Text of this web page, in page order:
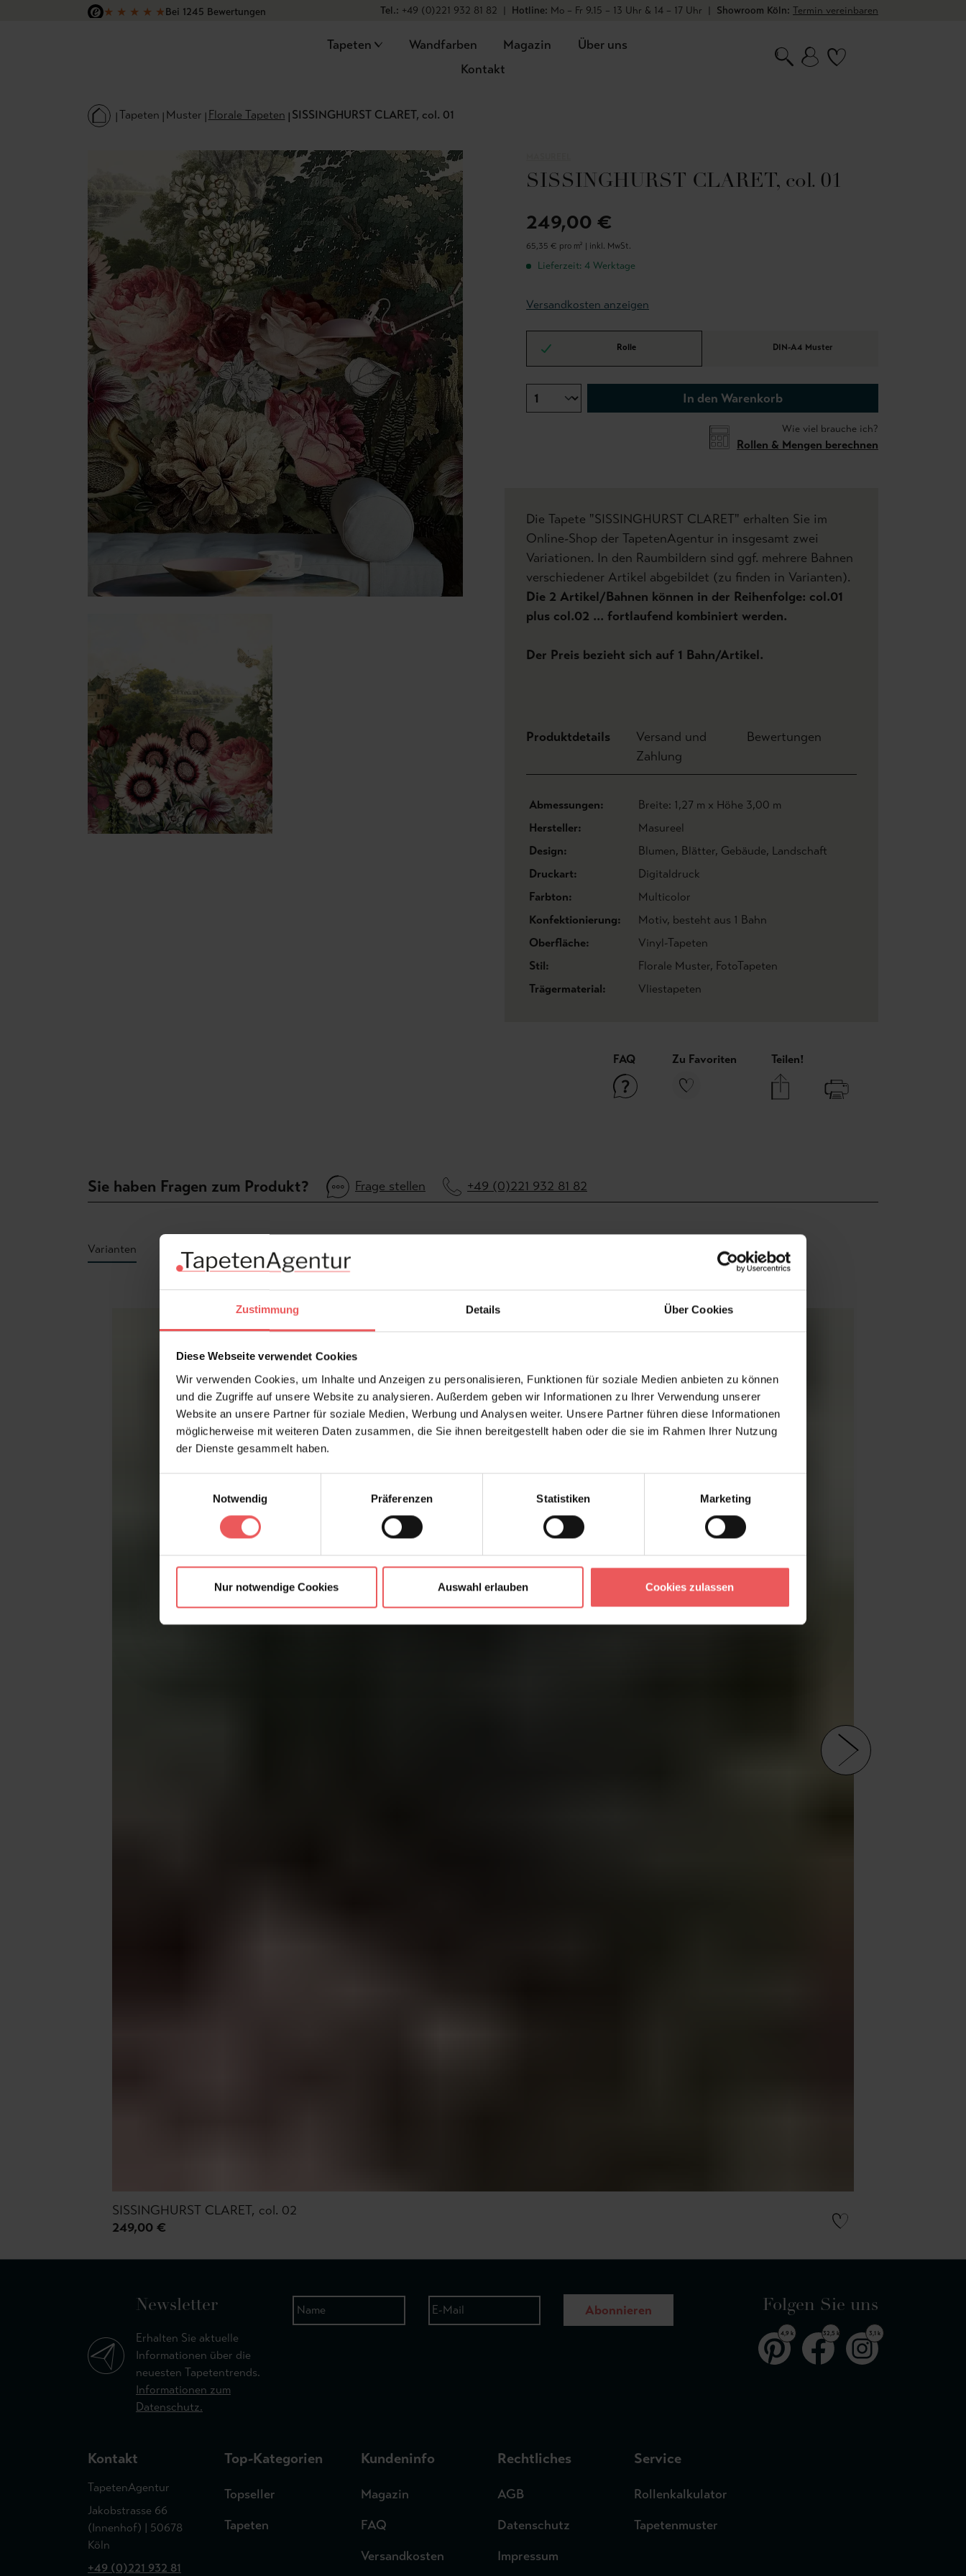
Zustimmung Details Über Cookies
Diese Webseite verwendet Cookies
Wir verwenden Cookies, um Inhalte und Anzeigen zu personalisieren, Funktionen für soziale Medien anbieten zu können
und die Zugriffe auf unsere Website zu analysieren. Außerdem geben wir Informationen zu Ihrer Verwendung unserer
Website an unsere Partner für soziale Medien, Werbung und Analysen weiter. Unsere Partner führen diese Informationen
möglicherweise mit weiteren Daten zusammen, die Sie ihnen bereitgestellt haben oder die sie im Rahmen Ihrer Nutzung
der Dienste gesammelt haben.
Notwendig
Präferenzen Statistiken Marketing
Nur notwendige Cookies Auswahl erlauben Cookies zulassen
Hauptinhalt springen
Zur Suche springen
Zur Hauptnavigation springen
★ ★ ★ ★ ★Bei 1245 Bewertungen
Tel.: +49 (0)221 932 81 82 | Hotline: Mo – Fr 9.15 – 13 Uhr & 14 – 17 Uhr | Showroom Köln: Termin vereinbaren
Tapeten Wandfarben Magazin
Über uns
Kontakt
Tapeten Muster Florale Tapeten SISSINGHURST CLARET, col. 01
SISSINGHURST CLARET, col. 01
249,00 €
65,35 € pro m² | inkl. MwSt.
Lieferzeit: 4 Werktage
Versandkosten anzeigen
Rolle DIN-A4 Muster
In den Warenkorb
Wie viel brauche ich?
Rollen & Mengen berechnen
Die Tapete "SISSINGHURST CLARET" erhalten Sie im
Online-Shop der TapetenAgentur in insgesamt zwei
Variationen. In den Raumbildern sind ggf. mehrere Bahnen
verschiedener Artikel abgebildet (zu finden in Varianten).
Die 2 Artikel/Bahnen können in der Reihenfolge: col.01
plus col.02 ... fortlaufend kombiniert werden.
Der Preis bezieht sich auf 1 Bahn/Artikel.
Produktdetails
Versand und
Zahlung
Bewertungen
Abmessungen:
Breite: 1,27 m x Höhe 3,00 m
Hersteller:
Masureel
Design:
Blumen, Blätter, Gebäude, Landschaft
Druckart:
Digitaldruck
Farbton:
Multicolor
Konfektionierung:
Motiv, besteht aus 1 Bahn
Oberfläche:
Vinyl-Tapeten
Stil:
Florale Muster, FotoTapeten
Trägermaterial:
Vliestapeten
FAQ Zu Favoriten Teilen!
Sie haben Fragen zum Produkt? Frage stellen +49 (0)221 932 81 82
Varianten
Produktgalerie überspringen
SISSINGHURST CLARET, col. 02
249,00 €
Newsletter
Erhalten Sie aktuelle
Informationen über die
neuesten Tapetentrends.
Informationen zum
Datenschutz.
Abonnieren Folgen Sie uns
4,9 k 32,5 k 3,1 k
Kontakt
TapetenAgentur
Jakobstrasse 66
(Innenhof) | 50678
Köln
+49 (0)221 932 81
Top-Kategorien
Topseller
Tapeten
Kundeninfo
Magazin
FAQ
Versandkosten
Rechtliches
AGB
Datenschutz
Impressum
Service
Rollenkalkulator
Tapetenmuster